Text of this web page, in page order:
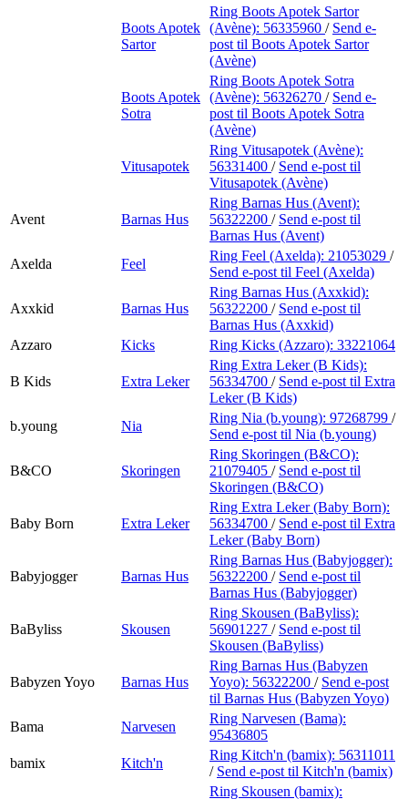
Boots Apotek
Sartor
Ring Boots Apotek Sartor
(Avène): 56335960 / Send e-
post til Boots Apotek Sartor
(Avène)
Boots Apotek
Sotra
Ring Boots Apotek Sotra
(Avène): 56326270 / Send e-
post til Boots Apotek Sotra
(Avène)
Vitusapotek
Ring Vitusapotek (Avène):
56331400 / Send e-post til
Vitusapotek (Avène)
Avent Barnas Hus
Ring Barnas Hus (Avent):
56322200 / Send e-post til
Barnas Hus (Avent)
Axelda
Feel
Ring Feel (Axelda): 21053029 /
Send e-post til Feel (Axelda)
Axxkid Barnas Hus
Ring Barnas Hus (Axxkid):
56322200 / Send e-post til
Barnas Hus (Axxkid)
Azzaro
Kicks Ring Kicks (Azzaro): 33221064
B Kids Extra Leker
Ring Extra Leker (B Kids):
56334700 / Send e-post til Extra
Leker (B Kids)
b.young
Nia
Ring Nia (b.young): 97268799 /
Send e-post til Nia (b.young)
B&CO Skoringen
Ring Skoringen (B&CO):
21079405 / Send e-post til
Skoringen (B&CO)
Baby Born Extra Leker
Ring Extra Leker (Baby Born):
56334700 / Send e-post til Extra
Leker (Baby Born)
Babyjogger Barnas Hus
Ring Barnas Hus (Babyjogger):
56322200 / Send e-post til
Barnas Hus (Babyjogger)
BaByliss Skousen
Ring Skousen (BaByliss):
56901227 / Send e-post til
Skousen (BaByliss)
Babyzen Yoyo Barnas Hus
Ring Barnas Hus (Babyzen
Yoyo): 56322200 / Send e-post
til Barnas Hus (Babyzen Yoyo)
Bama
Narvesen
Ring Narvesen (Bama):
95436805
bamix
Kitch'n
Ring Kitch'n (bamix): 56311011
/ Send e-post til Kitch'n (bamix)
Ring Skousen (bamix):